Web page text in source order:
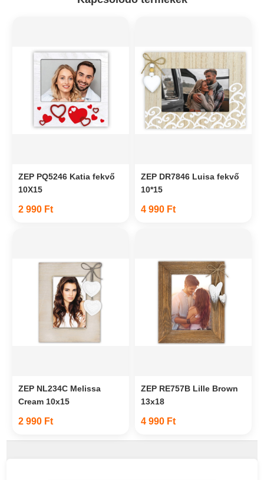
ZEP PQ5246 Katia fekvő
10X15
2 990 Ft
ZEP DR7846 Luisa fekvő
10*15
4 990 Ft
ZEP NL234C Melissa
Cream 10x15
2 990 Ft
ZEP RE757B Lille Brown
13x18
4 990 Ft